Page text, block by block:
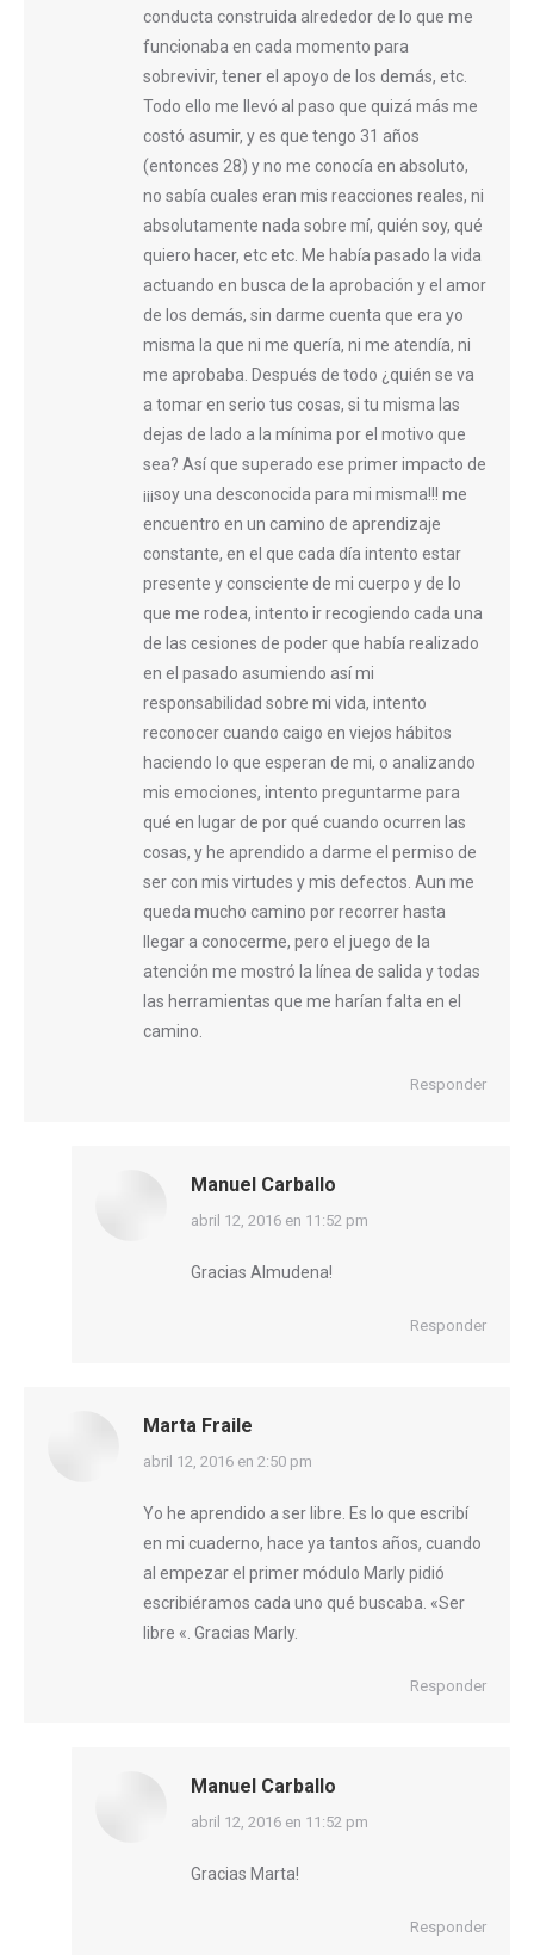
conducta construida alrededor de lo que me
funcionaba en cada momento para
sobrevivir, tener el apoyo de los demás, etc.
Todo ello me llevó al paso que quizá más me
costó asumir, y es que tengo 31 años
(entonces 28) y no me conocía en absoluto,
no sabía cuales eran mis reacciones reales, ni
absolutamente nada sobre mí, quién soy, qué
quiero hacer, etc etc. Me había pasado la vida
actuando en busca de la aprobación y el amor
de los demás, sin darme cuenta que era yo
misma la que ni me quería, ni me atendía, ni
me aprobaba. Después de todo ¿quién se va
a tomar en serio tus cosas, si tu misma las
dejas de lado a la mínima por el motivo que
sea? Así que superado ese primer impacto de
¡¡¡soy una desconocida para mi misma!!! me
encuentro en un camino de aprendizaje
constante, en el que cada día intento estar
presente y consciente de mi cuerpo y de lo
que me rodea, intento ir recogiendo cada una
de las cesiones de poder que había realizado
en el pasado asumiendo así mi
responsabilidad sobre mi vida, intento
reconocer cuando caigo en viejos hábitos
haciendo lo que esperan de mi, o analizando
mis emociones, intento preguntarme para
qué en lugar de por qué cuando ocurren las
cosas, y he aprendido a darme el permiso de
ser con mis virtudes y mis defectos. Aun me
queda mucho camino por recorrer hasta
llegar a conocerme, pero el juego de la
atención me mostró la línea de salida y todas
las herramientas que me harían falta en el
camino.
Responder
Manuel Carballo
dice:
abril 12, 2016 en 11:52 pm
Gracias Almudena!
Responder
Marta Fraile
dice:
abril 12, 2016 en 2:50 pm
Yo he aprendido a ser libre. Es lo que escribí
en mi cuaderno, hace ya tantos años, cuando
al empezar el primer módulo Marly pidió
escribiéramos cada uno qué buscaba. «Ser
libre «. Gracias Marly.
Responder
Manuel Carballo
dice:
abril 12, 2016 en 11:52 pm
Gracias Marta!
Responder